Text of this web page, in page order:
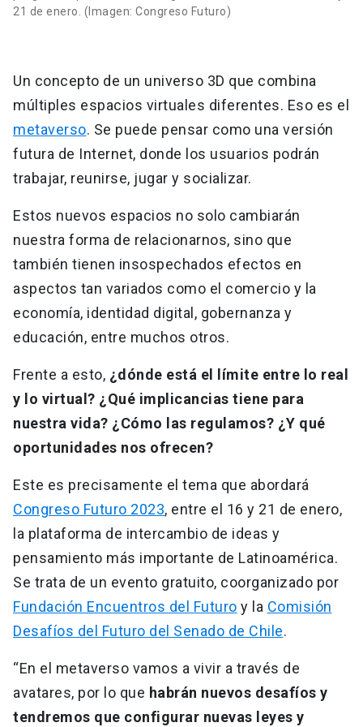
21 de enero. (Imagen: Congreso Futuro)
Un concepto de un universo 3D que combina
múltiples espacios virtuales diferentes. Eso es el
metaverso. Se puede pensar como una versión
futura de Internet, donde los usuarios podrán
trabajar, reunirse, jugar y socializar.
Estos nuevos espacios no solo cambiarán
nuestra forma de relacionarnos, sino que
también tienen insospechados efectos en
aspectos tan variados como el comercio y la
economía, identidad digital, gobernanza y
educación, entre muchos otros.
Frente a esto, ¿dónde está el límite entre lo real
y lo virtual? ¿Qué implicancias tiene para
nuestra vida? ¿Cómo las regulamos? ¿Y qué
oportunidades nos ofrecen?
Este es precisamente el tema que abordará
Congreso Futuro 2023, entre el 16 y 21 de enero,
la plataforma de intercambio de ideas y
pensamiento más importante de Latinoamérica.
Se trata de un evento gratuito, coorganizado por
Fundación Encuentros del Futuro y la Comisión
Desafíos del Futuro del Senado de Chile.
“En el metaverso vamos a vivir a través de
avatares, por lo que habrán nuevos desafíos y
tendremos que configurar nuevas leyes y